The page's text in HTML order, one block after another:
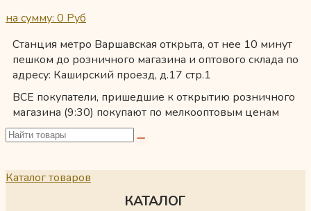
на сумму: 0 Руб
Станция метро Варшавская открыта, от нее 10 минут
пешком до розничного магазина и оптового склада по
адресу: Каширский проезд, д.17 стр.1
ВСЕ покупатели, пришедшие к открытию розничного
магазина (9:30) покупают по мелкооптовым ценам
Каталог товаров
КАТАЛОГ